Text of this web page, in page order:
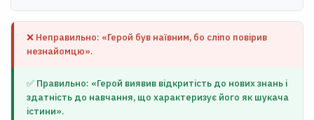
❌ Неправильно: «Герой був наївним, бо сліпо повірив
незнайомцю».
✅ Правильно: «Герой виявив відкритість до нових знань і
здатність до навчання, що характеризує його як шукача
істини».